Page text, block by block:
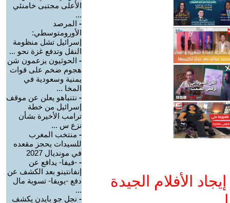
الأفلام الجيدة
الأعلى مجتبى خامنئي
...
- المرصد
الأورومتوسطي:
إسرائيل تشل منظومة
النقل وتدفع غزة نحو ...
- الحوثيون يزعمون شن
هجوم ضخم على قوات
يمنية وسعودية في
المخا ...
- نتنياهو يعلن عن موقف
إسرائيل من خطة
ترامب الأخيرة بشأن
نزع س ...
- منتخب المغرب
للسيدات يحجز مقعده
في مونديال 2027
- -فيفا- يدافع عن
إنفانتينو بعد الكشف عن
دفع -يويفا- تسوية مال
...
- نجل جو بايدن يكشف